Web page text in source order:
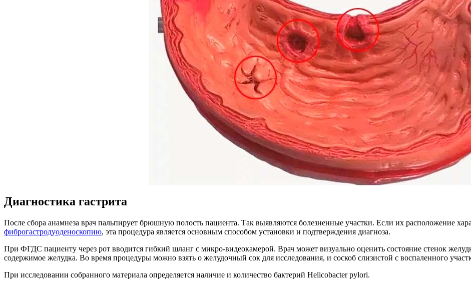
Диагностика гастрита
После сбора анамнеза врач пальпирует брюшную полость пациента. Так выявляются болезненные участки. Если их расположение
фиброгастродуоденоскопию, эта процедура является основным способом установки и подтверждения диагноза.
При ФГДС пациенту через рот вводится гибкий шланг с микро-видеокамерой. Врач может визуально оценить состояние стенок
содержимое желудка. Во время процедуры можно взять о желудочный сок для исследования, и соскоб слизистой с воспаленного
При исследовании собранного материала определяется наличие и количество бактерий Helicobacter pylori.